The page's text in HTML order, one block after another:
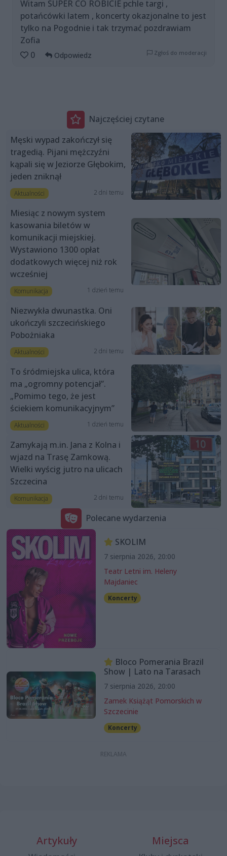
Witam SUPER CO ROBICIE pchle targi ,
potańcówki latem , koncerty okazjonalne to jest
tylko na Pogodnie i tak trzymać pozdrawiam
Zofia
0
Odpowiedz Zgłoś do moderacji
Najczęściej czytane
Męski wypad zakończył się
tragedią. Pijani mężczyźni
kąpali się w Jeziorze Głębokim,
jeden zniknął
Aktualności 2 dni temu
Miesiąc z nowym system
kasowania biletów w
komunikacji miejskiej.
Wystawiono 1300 opłat
dodatkowych więcej niż rok
wcześniej
Komunikacja 1 dzień temu
Niezwykła dwunastka. Oni
ukończyli szczecińskiego
Pobożniaka
Aktualności 2 dni temu
To śródmiejska ulica, która
ma „ogromny potencjał”.
„Pomimo tego, że jest
ściekiem komunikacyjnym”
Aktualności 1 dzień temu
Zamykają m.in. Jana z Kolna i
wjazd na Trasę Zamkową.
Wielki wyścig jutro na ulicach
Szczecina
Komunikacja 2 dni temu
Polecane wydarzenia
SKOLIM
7 sierpnia 2026, 20:00
Teatr Letni im. Heleny
Majdaniec
Koncerty
Bloco Pomerania Brazil
Show | Lato na Tarasach
7 sierpnia 2026, 20:00
Zamek Książąt Pomorskich w
Szczecinie
Koncerty
Artykuły Miejsca